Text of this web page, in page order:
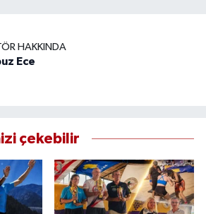
HAKKINDA
Ece
çekebilir